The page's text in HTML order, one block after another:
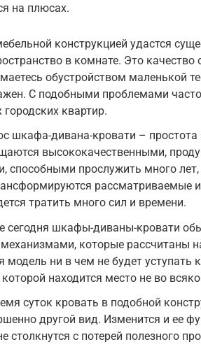
на плюсах.
конструкцией удастся
в комнате. Это качество
обустройством маленькой
С подобными проблемами
квартир.
шкафа-дивана-кровати –
высококачественными,
способными прослужить много
рассматриваемые
тратить много сил и времени.
сегодня шкафы-диваны-кровати
которые рассчитаны
модель ни в чем не будет уступать
находится место не во
суток кровать в подобной
другой вид. Изменится и ее
столкнутся с потерей полезного